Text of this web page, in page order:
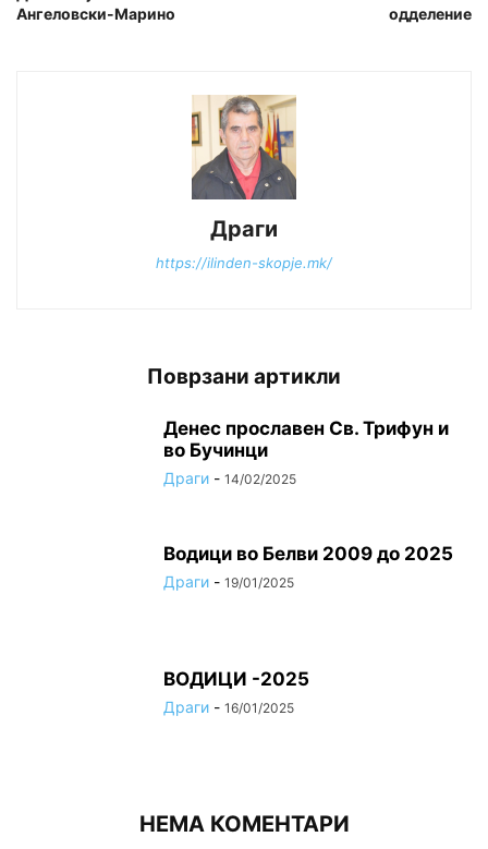
Ангеловски-Марино
одделение
Драги
https://ilinden-skopje.mk/
Поврзани артикли
Денес прославен Св. Трифун и
во Бучинци
Драги - 14/02/2025
Водици во Белви 2009 до 2025
Драги - 19/01/2025
ВОДИЦИ -2025
Драги - 16/01/2025
НЕМА КОМЕНТАРИ